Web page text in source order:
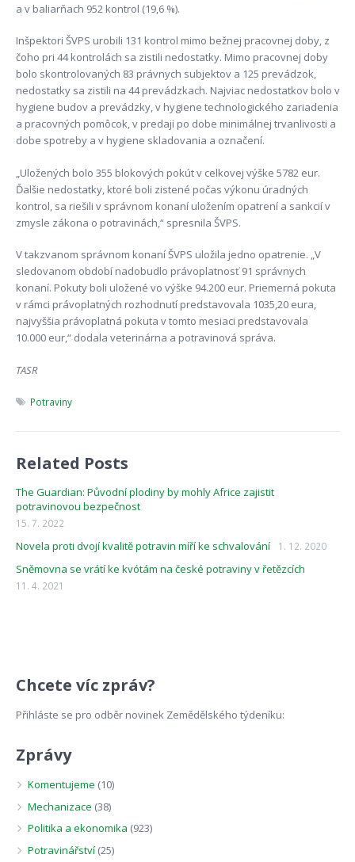
a v baliarňach 952 kontrol (19,6 %).
Inšpektori ŠVPS urobili 131 kontrol mimo bežnej pracovnej doby, z
čoho pri 44 kontrolách sa zistili nedostatky. Mimo pracovnej doby
bolo skontrolovaných 83 právnych subjektov a 125 prevádzok,
nedostatky sa zistili na 44 prevádzkach. Najviac nedostatkov bolo v
hygiene budov a prevádzky, v hygiene technologického zariadenia
a pracovných pomôcok, v predaji po dobe minimálnej trvanlivosti a
dobe spotreby a v hygiene skladovania a označení.
„Uložených bolo 355 blokových pokút v celkovej výške 5782 eur.
Ďalšie nedostatky, ktoré boli zistené počas výkonu úradných
kontrol, sa riešili v správnom konaní uložením opatrení a sankcií v
zmysle zákona o potravinách,“ spresnila ŠVPS.
V takzvanom správnom konaní ŠVPS uložila jedno opatrenie. „V
sledovanom období nadobudlo právoplatnosť 91 správnych
konaní. Pokuty boli uložené vo výške 94.200 eur. Priemerná pokuta
v rámci právoplatných rozhodnutí predstavovala 1035,20 eura,
najvyššia právoplatná pokuta v tomto mesiaci predstavovala
10.000 eur,“ dodala veterinárna a potravinová správa.
TASR
Potraviny
Related Posts
The Guardian: Původní plodiny by mohly Africe zajistit
potravinovou bezpečnost
15. 7. 2022
Novela proti dvojí kvalitě potravin míří ke schvalování 1. 12. 2020
Sněmovna se vrátí ke kvótám na české potraviny v řetězcích
11. 4. 2021
Chcete víc zpráv?
Přihláste se pro odběr novinek Zemědělského týdeníku:
Zprávy
Komentujeme (10)
Mechanizace (38)
Politika a ekonomika (923)
Potravinářství (25)